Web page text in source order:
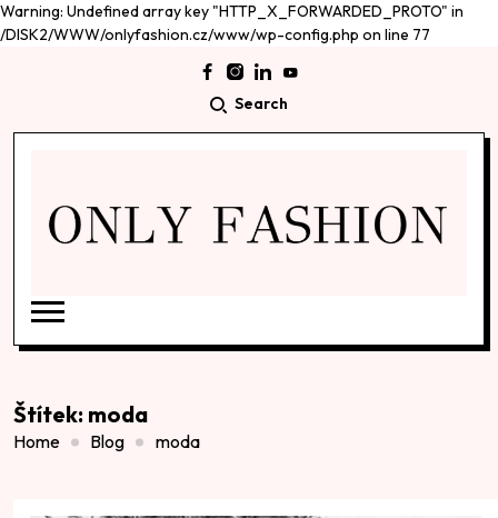
Warning: Undefined array key "HTTP_X_FORWARDED_PROTO" in
/DISK2/WWW/onlyfashion.cz/www/wp-config.php on line 77
Search
Štítek: moda
Home Blog moda